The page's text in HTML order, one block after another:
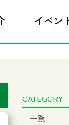
イベン
CATEGORY
一覧